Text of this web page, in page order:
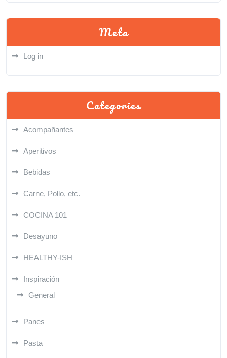
Meta
Log in
Categories
Acompañantes
Aperitivos
Bebidas
Carne, Pollo, etc.
COCINA 101
Desayuno
HEALTHY-ISH
Inspiración
General
Panes
Pasta